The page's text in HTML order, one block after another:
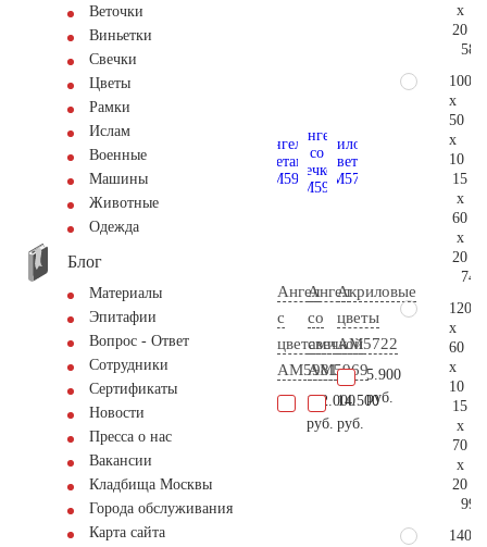
Веточки
Виньетки
Свечки
Цветы
Рамки
Ислам
Военные
Машины
Животные
Одежда
Блог
Материалы
Эпитафии
Вопрос - Ответ
Сотрудники
Сертификаты
Новости
Пресса о нас
Вакансии
Кладбища Москвы
Города обслуживания
Карта сайта
Ангел
с
цветами
AM5981
112.000
руб.
Ангел
со
свечкой
AM5969
14.500
руб.
Акриловые
цветы
AM5722
5.900
руб.
x
20
100
x
50
x
10
15
x
60
x
20
120
x
60
x
10
15
x
70
x
20
140